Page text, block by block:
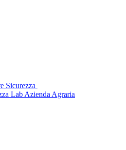
Sicurezza
Lab Azienda Agraria